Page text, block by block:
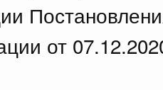
от